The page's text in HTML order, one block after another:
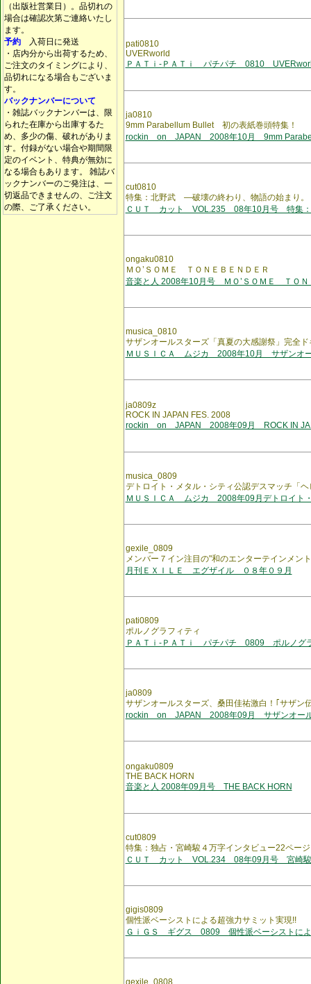
（出版社営業日）。品切れの
場合は確認次第ご連絡いたし
ます。
予約 入荷日に発送
・店内分から出荷するため、
ご注文のタイミングにより、
品切れになる場合もございま
す。
バックナンバーについて
・雑誌バックナンバーは、限
られた在庫から出庫するた
め、多少の傷、破れがありま
す。付録がない場合や期間限
定のイベント、特典が無効に
なる場合もあります。 雑誌バ
ックナンバーのご発注は、一
切返品できませんの、ご注文
の際、ご了承ください。
pati0810
UVERworld
ＰＡＴｉ-ＰＡＴｉ パチパチ 0810
ja0810
9mm Parabellum Bullet 初の表紙巻頭特集！
rockin on JAPAN 2008年10月 9mm
cut0810
特集：北野武 ―破壊の終わり、物語の始まり。
ＣＵＴ カット VOL.235 08年10月号 特集：
ongaku0810
ＭＯ’ＳＯＭＥ ＴＯＮＥＢＥＮＤＥＲ
音楽と人 2008年10月号 ＭＯ’ＳＯＭＥ ＴＯＮ
musica_0810
サザンオールスターズ「真夏の大感謝祭」完全ド
ＭＵＳＩＣＡ ムジカ 2008年10月 サザンオ
ja0809z
ROCK IN JAPAN FES. 2008
rockin on JAPAN 2008年09月 ROCK IN
musica_0809
デトロイト・メタル・シティ公認デスマッチ「
ＭＵＳＩＣＡ ムジカ 2008年09月デトロイト
gexile_0809
メンバー７イン注目の"和のエンターテインメン
月刊ＥＸＩＬＥ エグザイル ０８年０９月
pati0809
ポルノグラフィティ
ＰＡＴｉ-ＰＡＴｉ パチパチ 0809 ポルノグ
ja0809
サザンオールスターズ、桑田佳祐激白！｢サザン
rockin on JAPAN 2008年09月 サザンオー
ongaku0809
THE BACK HORN
音楽と人 2008年09月号 THE BACK HORN
cut0809
特集：独占・宮崎駿４万字インタビュー22ページ
ＣＵＴ カット VOL.234 08年09月号 宮崎駿
gigis0809
個性派ベーシストによる超強力サミット実現!!
ＧｉＧＳ ギグス 0809 個性派ベーシストに
gexile_0808